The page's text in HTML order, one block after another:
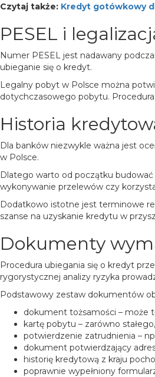
Czytaj także: Kredyt gotówkowy
PESEL i
Numer PESEL jest nadawany
ubieganie się o kredyt.
Legalny pobyt w Polsce można
dotychczasowego pobytu.
Historia
Dla banków niezwykle ważna jest
w Polsce.
Dlatego warto od początku
wykonywanie przelewów czy
Dodatkowo istotne jest terminowe
szanse na uzyskanie kredytu w
Dokumenty
Procedura ubiegania się o kredyt
rygorystycznej analizy ryzyka
Podstawowy zestaw dokumentów
dokument tożsamości – może
kartę pobytu – zarówno
potwierdzenie zatrudnienia –
dokument potwierdzający
historię kredytową z kraju
poprawnie wypełniony